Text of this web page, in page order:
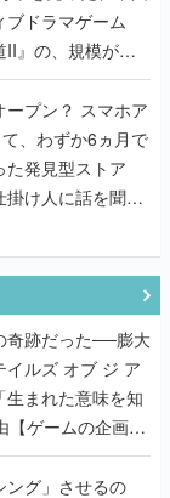
ドラマゲーム
II』の、規模が違
サーに聞いた
スマホア
、わずか6ヵ月で
た発見型ストア
掛け人に話を聞い
奇跡だった──膨大
イルズ オブ ジ ア
生まれた意味を知
【ゲームの企画
ング」させるの